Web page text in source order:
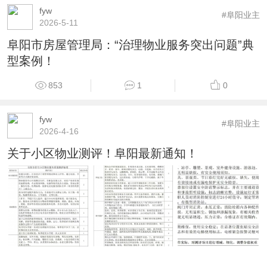
fyw
2026-5-11
#阜阳业主
阜阳市房屋管理局：“治理物业服务突出问题”典
型案例！
853 1 0
fyw
2026-4-16
#阜阳业主
关于小区物业测评！阜阳最新通知！